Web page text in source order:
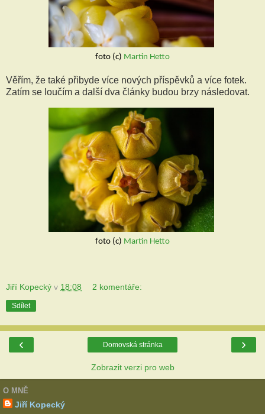
foto (c) Martin Hetto
Věřím, že také přibyde více nových příspěvků a více fotek.
Zatím se loučím a další dva články budou brzy následovat.
foto (c) Martin Hetto
Jiří Kopecký v 18:08 2 komentáře:
Sdílet
‹ ›
Domovská stránka
Zobrazit verzi pro web
O MNĚ
Jiří Kopecký